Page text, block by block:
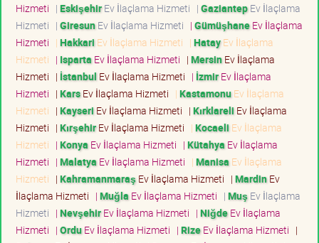
Hizmeti | EskişehirEv İlaçlama Hizmeti | GaziantepEv İlaçlama
Hizmeti | GiresunEv İlaçlama Hizmeti | GümüşhaneEv İlaçlama
Hizmeti | Hakkari Ev İlaçlama Hizmeti | HatayEv İlaçlama
Hizmeti | Isparta Ev İlaçlama Hizmeti | MersinEv İlaçlama
Hizmeti | İstanbul Ev İlaçlama Hizmeti | İzmirEv İlaçlama
Hizmeti | KarsEv İlaçlama Hizmeti | KastamonuEv İlaçlama
Hizmeti | Kayseri Ev İlaçlama Hizmeti | Kırklareli Ev İlaçlama
Hizmeti | KırşehirEv İlaçlama Hizmeti | Kocaeli Ev İlaçlama
Hizmeti | Konya Ev İlaçlama Hizmeti | Kütahya Ev İlaçlama
Hizmeti | Malatya Ev İlaçlama Hizmeti | Manisa Ev İlaçlama
Hizmeti | Kahramanmaraş Ev İlaçlama Hizmeti | MardinEv
İlaçlama Hizmeti | Muğla Ev İlaçlama Hizmeti | Muş Ev İlaçlama
Hizmeti | NevşehirEv İlaçlama Hizmeti | NiğdeEv İlaçlama
Hizmeti | OrduEv İlaçlama Hizmeti | RizeEv İlaçlama Hizmeti |